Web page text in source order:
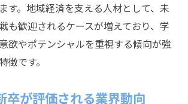
二新卒の転職で重視したいスキルア
フバランス重視の企業選びポイント
が静岡市で重視したい働きやすさ
す。地域経済を支える人材として、未
も歓迎されるケースが増えており、学
欲やポテンシャルを重視する傾向が強
徴です。
卒が評価される業界動向